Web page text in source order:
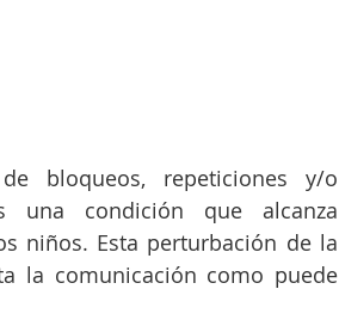
bloqueos, repeticiones y/o
una condición que alcanza
niños. Esta perturbación de la
la comunicación como puede